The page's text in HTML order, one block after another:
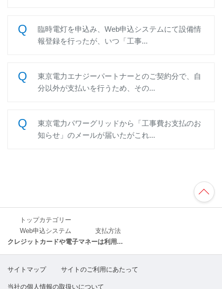
臨時電灯を申込み、Web申込システムにて設備情
報登録を行ったが、いつ「工事...
東京電力エナジーパートナーとのご契約分で、自
分以外が支払いを行うため、その...
東京電力パワーグリッドから「工事費お支払のお
知らせ」のメールが届いたがこれ...
TO
P
へ
トップカテゴリー
Web申込システム
支払方法
クレジットカードや電子マネーは利用...
サイトマップ サイトのご利用にあたって
当社の個人情報の取扱いについて